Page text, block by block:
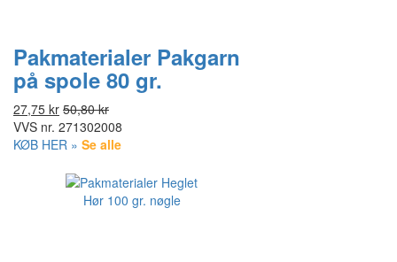
Pakmaterialer Pakgarn
på spole 80 gr.
27,75 kr 50,80 kr
VVS nr. 271302008
KØB HER » Se alle